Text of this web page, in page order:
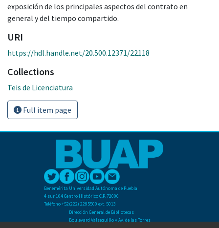
exposición de los principales aspectos del contrato en
general y del tiempo compartido.
URI
https://hdl.handle.net/20.500.12371/22118
Collections
Teis de Licenciatura
Full item page
Benemérita Universidad Autónoma de Puebla
4 sur 104 Centro Histórico C.P. 72000
Teléfono +52(222) 2295500 ext. 5013
Dirección General de Bibliotecas
Boulevard Valsequillo y Av. de las Torres